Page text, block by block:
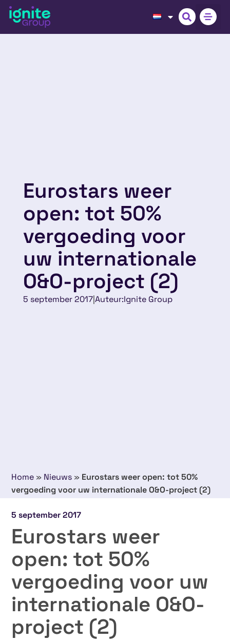
Eurostars weer
open: tot 50%
vergoeding voor
uw internationale
O&O-project (2)
5 september 2017|Auteur:Ignite Group
Home » Nieuws » Eurostars weer open: tot 50%
vergoeding voor uw internationale O&O-project (2)
5 september 2017
Eurostars weer
open: tot 50%
vergoeding voor uw
internationale O&O-
project (2)